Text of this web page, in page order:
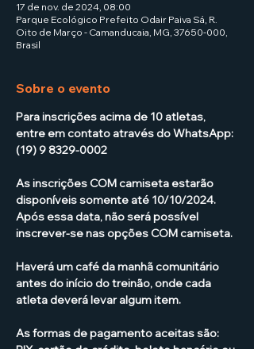
17 de nov. de 2024, 08:00
Parque Ecológico Prefeito Odair Paiva Sá, R.
Oito de Março - Camanducaia, MG, 37650-000,
Brasil
Sobre o evento
Para inscrições acima de 10 atletas,
entre em contato através do WhatsApp:
(19) 9 8329-0002
As inscrições COM camiseta estarão
disponíveis somente até 10/10/2024.
Após essa data, não será possível
inscrever-se nas opções COM camiseta.
Haverá um café da manhã comunitário
antes do início do treinão, onde cada
atleta deverá levar algum item.
As formas de pagamento aceitas são: